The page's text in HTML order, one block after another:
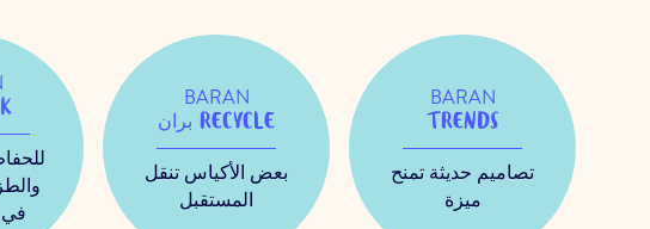
في
BARAN
بران RECYCLE
بعض الأكياس تنقل
المستقبل
BARAN
TRENDS
تصاميم حديثة تمنح
ميزة